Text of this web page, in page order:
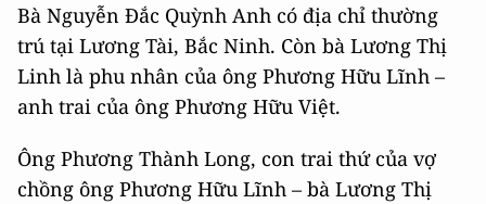
Bà Nguyễn Đắc Quỳnh Anh có địa chỉ thường
trú tại Lương Tài, Bắc Ninh. Còn bà Lương Thị
Linh là phu nhân của ông Phương Hữu Lĩnh –
anh trai của ông Phương Hữu Việt.
Ông Phương Thành Long, con trai thứ của vợ
chồng ông Phương Hữu Lĩnh – bà Lương Thị